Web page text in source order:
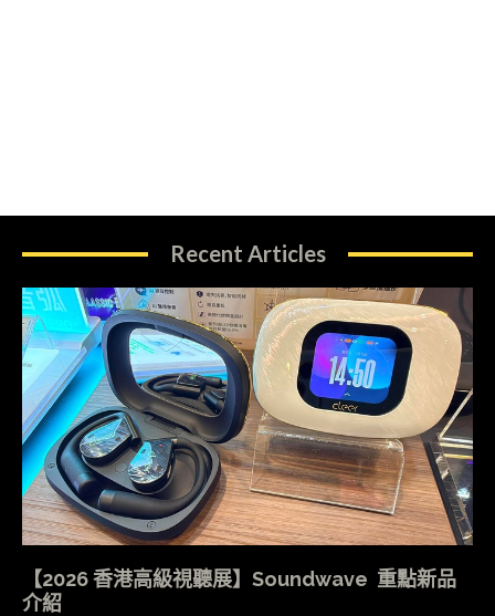
Recent Articles
【2026 香港高級視聽展】Soundwave 重點新品
介紹